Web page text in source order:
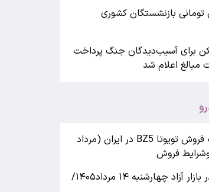
تومانی بازنشستگان کشوری
برای آسیب‌دیدگان جنگ پرداخت
مبالغ اعلام شد
اولین بخشنامه فروش تویوتا BZ5 در ایران (مرداد
قیمت خودرو در بازار آزاد چهارشنبه ۱۴ مرداد۱۴۰۵/